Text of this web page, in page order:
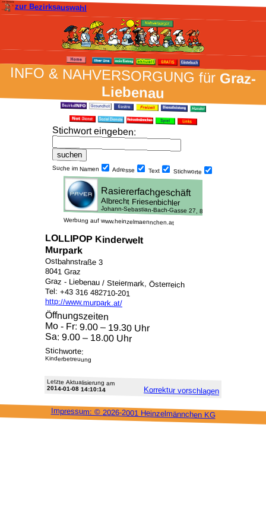
zur Bezirksauswahl
INFO & NAH­VER­SORG­UNG fürGraz-
Liebenau
Stich­wort ein­geben:
Suche im Namen Adresse Text Stich­worte
Werbung auf www.heinzelmaennchen.at
LOLLIPOP Kinderwelt
Murpark
Ostbahnstraße 3
8041 Graz
Graz - Liebenau / Steiermark, Österreich
Tel: +43 316 482710-201
http://www.murpark.at/
Öffnungszeiten
Mo - Fr: 9.00 – 19.30 Uhr
Sa: 9.00 – 18.00 Uhr
Stichworte:
Kinderbetreuung
Letzte Aktu­alisie­rung am
2014-01-08 14:10:14 Korrektur vor­schlagen
Impressum: © 2026-2001 Heinzel­männchen KG